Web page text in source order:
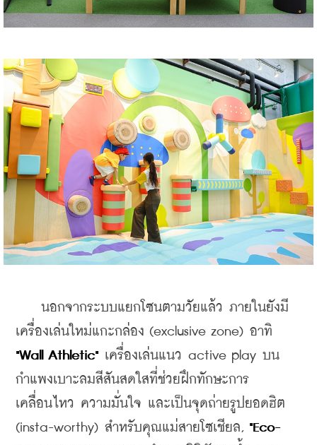
นอกจากระบบแยกโซนตามวัยแล้ว ภายในยังมี
"Wall Athletic" เครื่องเล่นแนว active play บน
กำแพงเบาะลมสีสันสดใสที่ช่วยฝึกทักษะการ
เคลื่อนไหว ความมั่นใจ และเป็นจุดถ่ายรูปยอดฮิต
(insta-worthy) สำหรับคุณแม่สายโซเชียล, "Eco-